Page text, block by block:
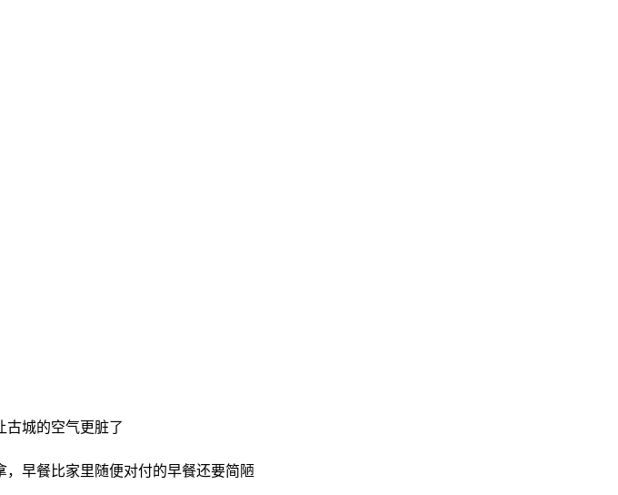
古城的空气更脏了
早餐比家里随便对付的早餐还要简陋